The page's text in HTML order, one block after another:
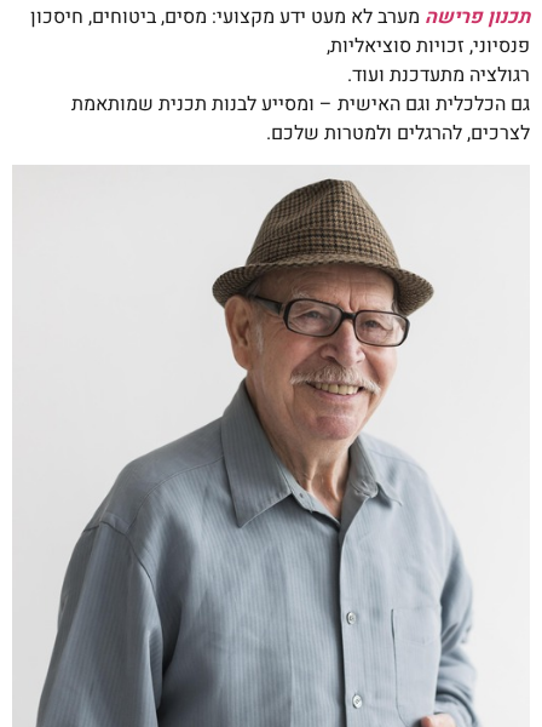
תכנון פרישה מערב לא מעט ידע מקצועי: מסים, ביטוחים, חיסכון
פנסיוני, זכויות סוציאליות,
רגולציה מתעדכנת ועוד.
גם הכלכלית וגם האישית – ומסייע לבנות תכנית שמותאמת
לצרכים, להרגלים ולמטרות שלכם.